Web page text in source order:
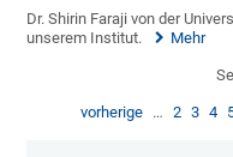
Dr. Shirin Faraji von der
unserem Institut.
Mehr
vorherige … 2 3 4